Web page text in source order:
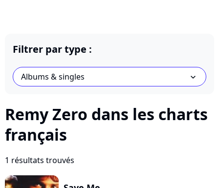
Filtrer par type :
Albums & singles chevron_bot
Remy Zero dans les charts
français
1 résultats trouvés